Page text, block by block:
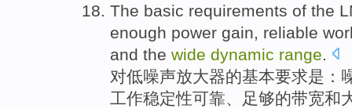
The basic requirements of the
enough power gain reliable
and the wide dynamic range
对低噪声放大器的基本要求是：
工作稳定性可靠 足够的带宽和